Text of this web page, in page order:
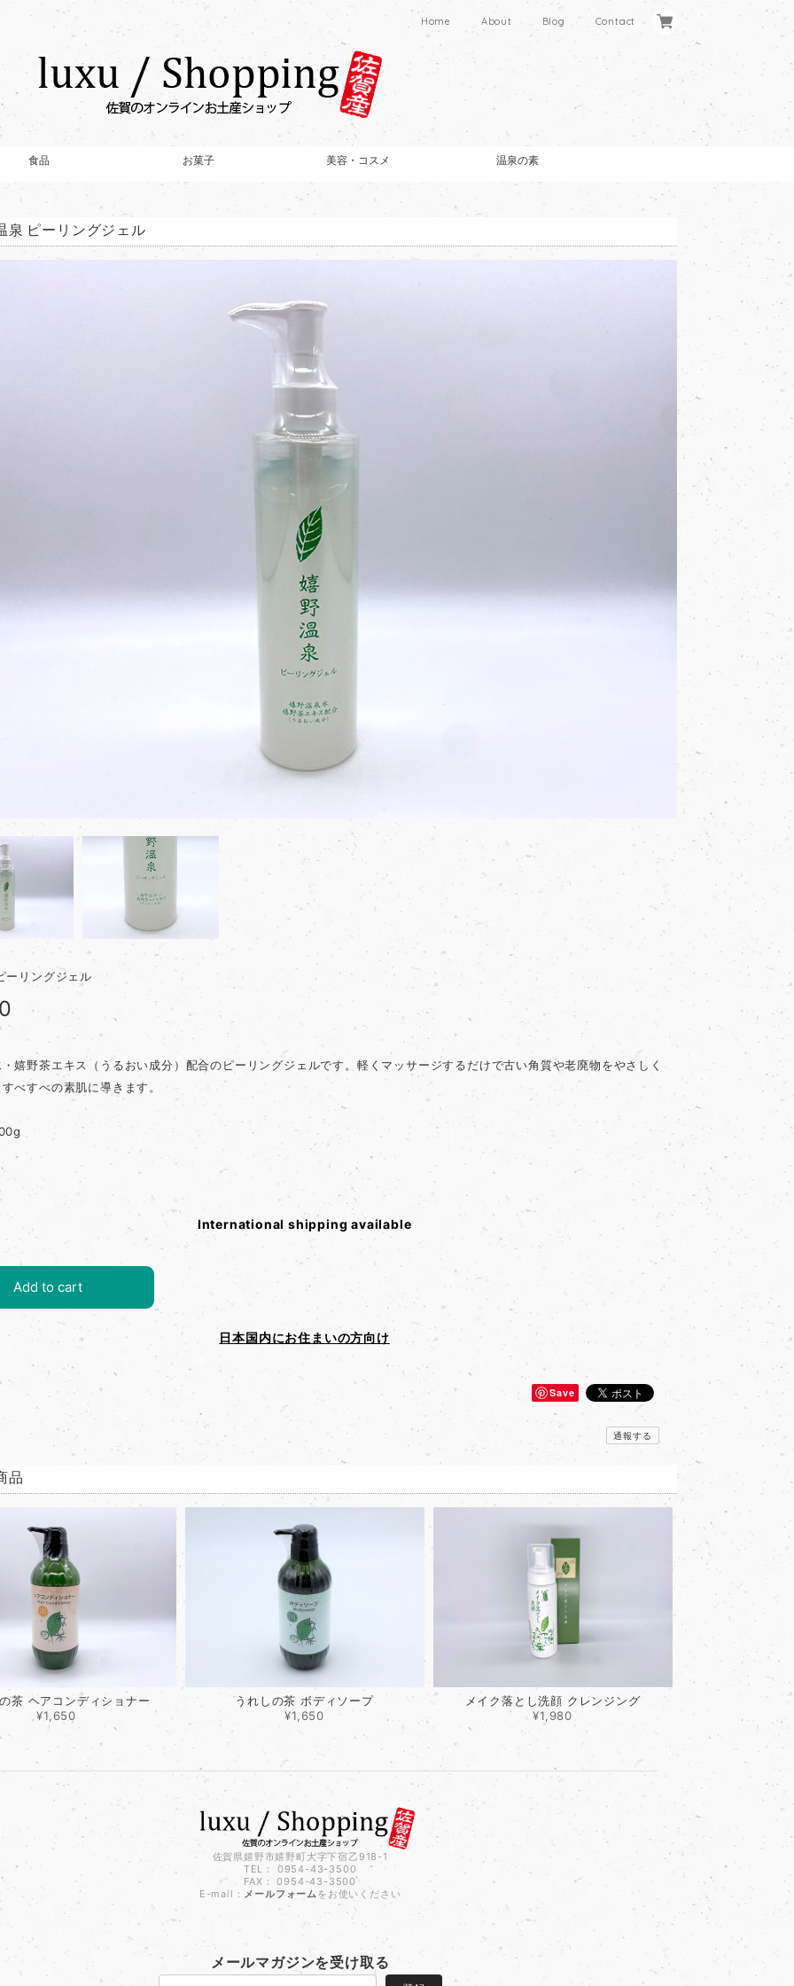
Home About Blog Contact
食品 お菓子 美容・コスメ 温泉の素
泉 ピーリングジェル
ーリングジェル
嬉野茶エキス（うるおい成分）配合のピーリングジェルです。軽くマッサージするだけで古い角質や老廃物をやさしく
べすべの素肌に導きます。
International shipping available
Add to cart
日本国内にお住まいの方向け
Save
通報する
品
茶 ヘアコンディショナー
¥1,650
うれしの茶 ボディソープ
¥1,650
メイク落とし洗顔 クレンジング
¥1,980
佐賀県嬉野市嬉野町大字下宿乙918-1
TEL： 0954-43-3500
FAX： 0954-43-3500
E-mail： メールフォームをお使いください
メールマガジンを受け取る